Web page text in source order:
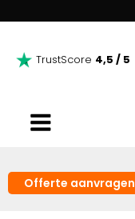
TrustScore 4,5 / 5
Offerte aanvragen